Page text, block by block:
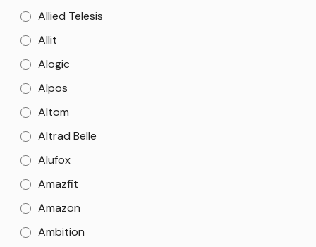
Allied Telesis
Allit
Alogic
Alpos
Altom
Altrad Belle
Alufox
Amazfit
Amazon
Ambition